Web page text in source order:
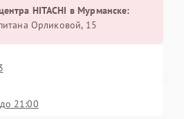
HITACHI в Мурманске:
Орликовой, 15
21:00